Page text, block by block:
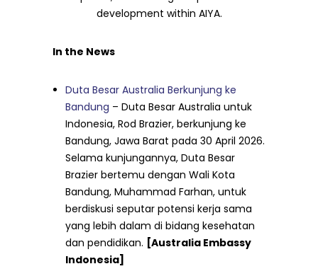
development within AIYA.
In the News
Duta Besar Australia Berkunjung ke
Bandung – Duta Besar Australia untuk
Indonesia, Rod Brazier, berkunjung ke
Bandung, Jawa Barat pada 30 April 2026.
Selama kunjungannya, Duta Besar
Brazier bertemu dengan Wali Kota
Bandung, Muhammad Farhan, untuk
berdiskusi seputar potensi kerja sama
yang lebih dalam di bidang kesehatan
dan pendidikan. [Australia Embassy
Indonesia]